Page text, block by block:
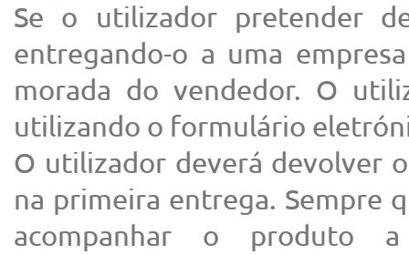
Se o utilizador pretender
entregando-o a uma
morada do vendedor. O
utilizando o formulário
O utilizador deverá devolver
na primeira entrega. Sempre
acompanhar o produto